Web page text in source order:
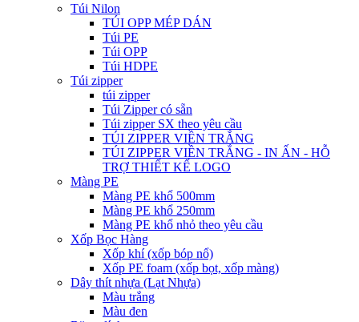
Túi Nilon
TÚI OPP MÉP DÁN
Túi PE
Túi OPP
Túi HDPE
Túi zipper
túi zipper
Túi Zipper có sẵn
Túi zipper SX theo yêu cầu
TÚI ZIPPER VIỀN TRẮNG
TÚI ZIPPER VIỀN TRẮNG - IN ẤN - HỖ
TRỢ THIẾT KẾ LOGO
Màng PE
Màng PE khổ 500mm
Màng PE khổ 250mm
Màng PE khổ nhỏ theo yêu cầu
Xốp Bọc Hàng
Xốp khí (xốp bóp nổ)
Xốp PE foam (xốp bọt, xốp màng)
Dây thít nhựa (Lạt Nhựa)
Màu trắng
Màu đen